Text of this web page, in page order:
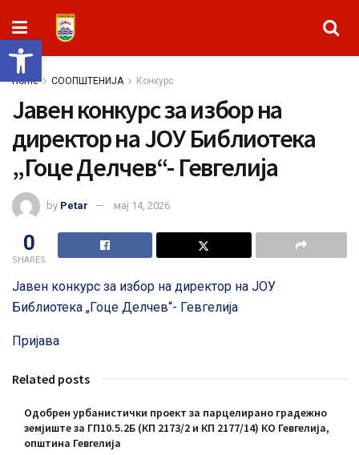
Open toolbar
Home СООПШТЕНИЈА Конкурс
Јавен конкурс за избор на
директор на ЈОУ Библиотека
„Гоце Делчев“- Гевгелија
by Petar мај 14, 2026
0
SHARES
Јавен конкурс за избор на директор на ЈОУ
Библиотека „Гоце Делчев“- Гевгелија
Пријава
Related posts
Одобрен урбанистички проект за парцелирано градежно
земјиште за ГП10.5.2Б (КП 2173/2 и КП 2177/14) КО Гевгелија,
општина Гевгелија